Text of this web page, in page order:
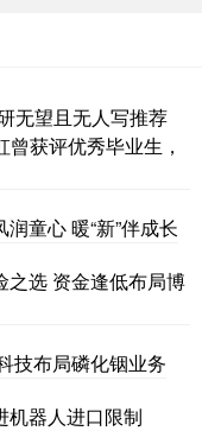
无望且无人写推荐
获评优秀毕业生，
童心 暖“新”伴成长
之选 资金逢低布局博
技布局磷化铟业务
机器人进口限制